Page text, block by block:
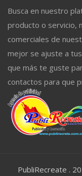
Busca en nuestro
producto o servicio,
comerciales de
mejor se ajuste a
que más te guste
contactos para que
PubliRecreate .